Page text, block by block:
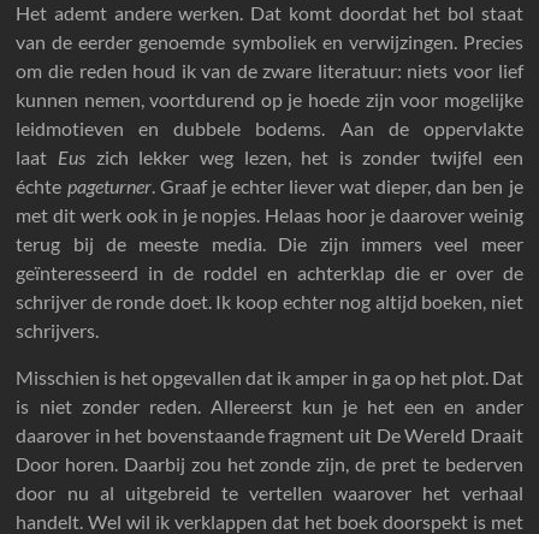
Het ademt andere werken. Dat komt doordat het bol staat
van de eerder genoemde symboliek en verwijzingen. Precies
om die reden houd ik van de zware literatuur: niets voor lief
kunnen nemen, voortdurend op je hoede zijn voor mogelijke
leidmotieven en dubbele bodems. Aan de oppervlakte
laat Eus zich lekker weg lezen, het is zonder twijfel een
échte pageturner. Graaf je echter liever wat dieper, dan ben je
met dit werk ook in je nopjes. Helaas hoor je daarover weinig
terug bij de meeste media. Die zijn immers veel meer
geïnteresseerd in de roddel en achterklap die er over de
schrijver de ronde doet. Ik koop echter nog altijd boeken, niet
schrijvers.
Misschien is het opgevallen dat ik amper in ga op het plot. Dat
is niet zonder reden. Allereerst kun je het een en ander
daarover in het bovenstaande fragment uit De Wereld Draait
Door horen. Daarbij zou het zonde zijn, de pret te bederven
door nu al uitgebreid te vertellen waarover het verhaal
handelt. Wel wil ik verklappen dat het boek doorspekt is met